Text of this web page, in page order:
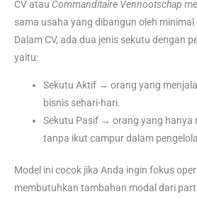
CV atau Commanditaire Vennootschap
sama usaha yang dibangun oleh
Dalam CV, ada dua jenis sekutu dengan
yaitu:
Sekutu Aktif → orang yang
bisnis sehari-hari.
Sekutu Pasif → orang yang hanya
tanpa ikut campur dalam
Model ini cocok jika Anda ingin fokus
membutuhkan tambahan modal dari